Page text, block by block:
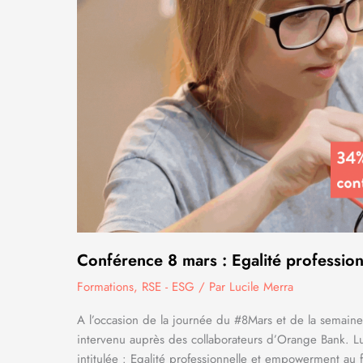
Conférence 8 mars : Egalité
Formations, RSE - ESG / Par Lucile Merra
A l’occasion de la journée du #8Mars et de la
intervenu auprès des collaborateurs d’Orange
intitulée : Egalité professionnelle et empowerment